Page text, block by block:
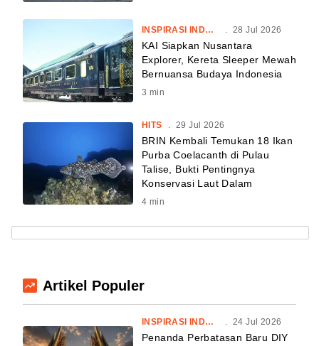
INSPIRASI INDONESIA 28 Jul 2026
KAI Siapkan Nusantara
Explorer, Kereta Sleeper Mewah
Bernuansa Budaya Indonesia
3 min
HITS 29 Jul 2026
BRIN Kembali Temukan 18 Ikan
Purba Coelacanth di Pulau
Talise, Bukti Pentingnya
Konservasi Laut Dalam
4 min
Artikel Populer
INSPIRASI INDONESIA 24 Jul 2026
Penanda Perbatasan Baru DIY